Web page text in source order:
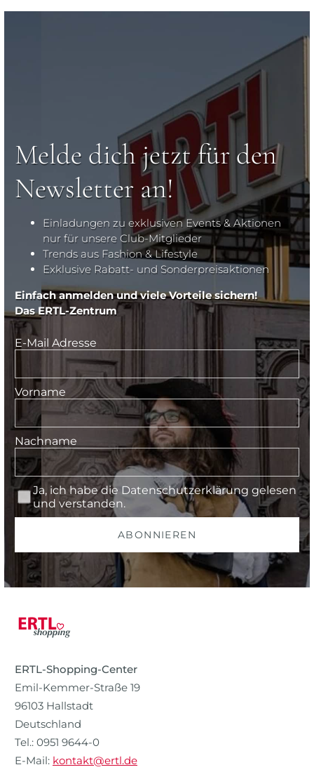
Melde dich jetzt für den
Newsletter an!
Einladungen zu exklusiven Events & Aktionen
nur für unsere Club-Mitglieder
Trends aus Fashion & Lifestyle
Exklusive Rabatt- und Sonderpreisaktionen
Einfach anmelden und viele Vorteile sichern!
Das ERTL-Zentrum
E-Mail Adresse
Vorname
Nachname
Ja, ich habe die Datenschutzerklärung gelesen
und verstanden.
ABONNIEREN
ERTL-Shopping-Center
Emil-Kemmer-Straße 19
96103 Hallstadt
Deutschland
Tel.: 0951 9644-0
E-Mail: kontakt@ertl.de